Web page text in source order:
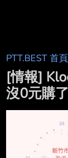
PTT.BEST 首頁
[情報]
沒0元購了